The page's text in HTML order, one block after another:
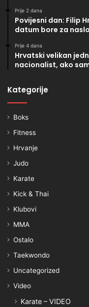
Prije 2 dana
Povijesni dan: Filip
datum bore za
Prije 4 dana
Hrvatski velikan
nacionalist, ako
Kategorije
Boks
Fitness
Hrvanje
Judo
Karate
Kick & Thai
Klubovi
MMA
Ostalo
Taekwondo
Uncategorized
Video
Karate – VIDEO